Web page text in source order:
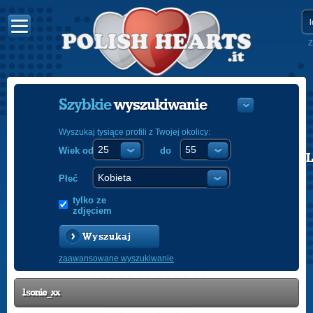
POLISH
Szybkiewyszukiwanie
Wyszukaj tysiące profili z Twojej okolicy:
Wiek od do
Płeć
tylko ze
zdjęciem
Wyszukaj
zaawansowane wyszukiwanie
1sonie_xx